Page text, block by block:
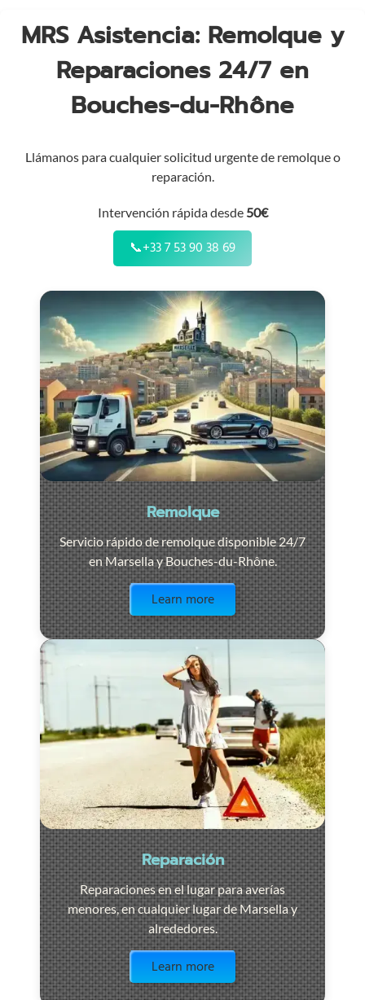
MRS Asistencia: Remolque y
Reparaciones 24/7 en
Bouches-du-Rhône
Llámanos para cualquier solicitud urgente de remolque o
reparación.
Intervención rápida desde 50€
📞+33 7 53 90 38 69
Remolque
Servicio rápido de remolque disponible 24/7
en Marsella y Bouches-du-Rhône.
Learn more
Reparación
Reparaciones en el lugar para averías
menores, en cualquier lugar de Marsella y
alrededores.
Learn more